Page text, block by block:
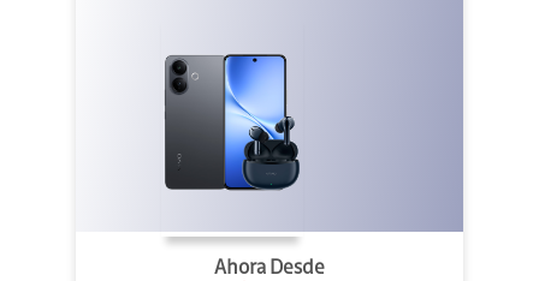
Ahora Desde